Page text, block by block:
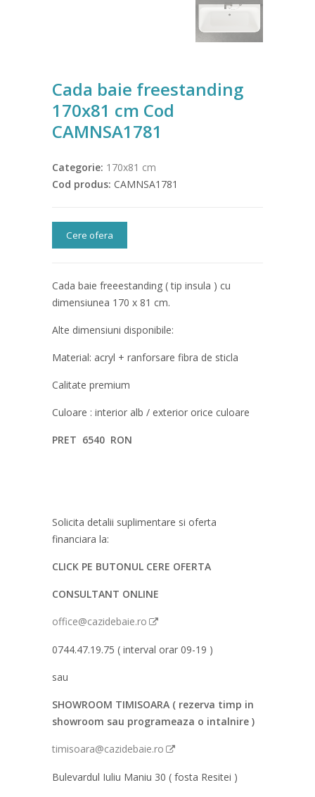
Cada baie freestanding
170x81 cm Cod
CAMNSA1781
Categorie: 170x81 cm
Cod produs: CAMNSA1781
Cere ofera
Cada baie freeestanding ( tip insula ) cu
dimensiunea 170 x 81 cm.
Alte dimensiuni disponibile:
Material: acryl + ranforsare fibra de sticla
Calitate premium
Culoare : interior alb / exterior orice culoare
PRET 6540 RON
Solicita detalii suplimentare si oferta
financiara la:
CLICK PE BUTONUL CERE OFERTA
CONSULTANT ONLINE
office@cazidebaie.ro
0744.47.19.75 ( interval orar 09-19 )
sau
SHOWROOM TIMISOARA ( rezerva timp in
showroom sau programeaza o intalnire )
timisoara@cazidebaie.ro
Bulevardul Iuliu Maniu 30 ( fosta Resitei )